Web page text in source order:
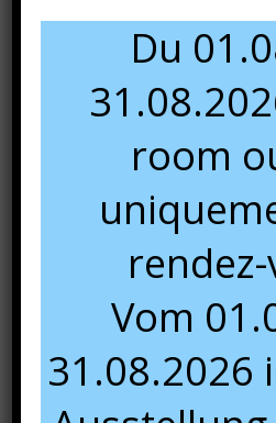
Du
room
Vom
31.08.2026